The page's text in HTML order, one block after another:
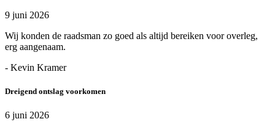
9 juni 2026
Wij konden de raadsman zo goed als altijd bereiken voor overleg,
erg aangenaam.
- Kevin Kramer
Dreigend ontslag voorkomen
6 juni 2026